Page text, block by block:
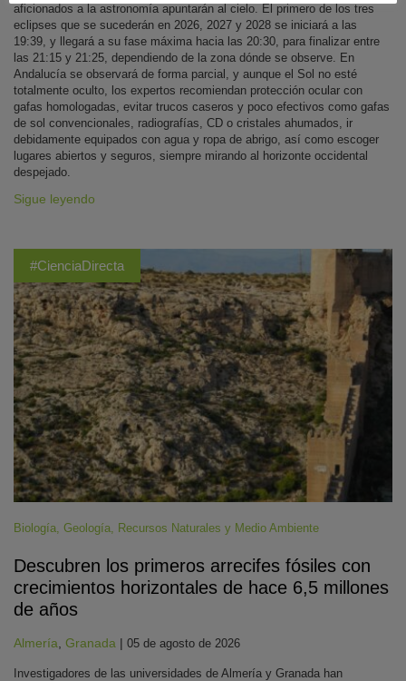
aficionados a la astronomía apuntarán al cielo. El primero de los tres
eclipses que se sucederán en 2026, 2027 y 2028 se iniciará a las
19:39, y llegará a su fase máxima hacia las 20:30, para finalizar entre
las 21:15 y 21:25, dependiendo de la zona dónde se observe. En
Andalucía se observará de forma parcial, y aunque el Sol no esté
totalmente oculto, los expertos recomiendan protección ocular con
gafas homologadas, evitar trucos caseros y poco efectivos como gafas
de sol convencionales, radiografías, CD o cristales ahumados, ir
debidamente equipados con agua y ropa de abrigo, así como escoger
lugares abiertos y seguros, siempre mirando al horizonte occidental
despejado.
Sigue leyendo
#CienciaDirecta
Biología Geología Recursos Naturales y Medio Ambiente
Descubren los primeros arrecifes fósiles con
crecimientos horizontales de hace 6,5 millones
de años
Almería Granada | 05 de agosto de 2026
Investigadores de las universidades de Almería y Granada han